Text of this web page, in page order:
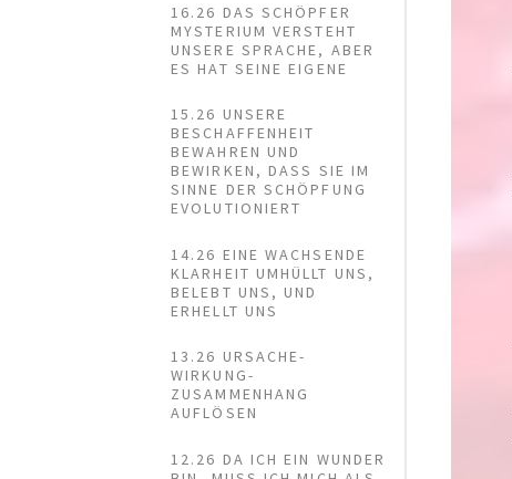
16.26 DAS SCHÖPFER
MYSTERIUM VERSTEHT
UNSERE SPRACHE, ABER
ES HAT SEINE EIGENE
15.26 UNSERE
BESCHAFFENHEIT
BEWAHREN UND
BEWIRKEN, DASS SIE IM
SINNE DER SCHÖPFUNG
EVOLUTIONIERT
14.26 EINE WACHSENDE
KLARHEIT UMHÜLLT UNS,
BELEBT UNS, UND
ERHELLT UNS
13.26 URSACHE-
WIRKUNG-
ZUSAMMENHANG
AUFLÖSEN
12.26 DA ICH EIN WUNDER